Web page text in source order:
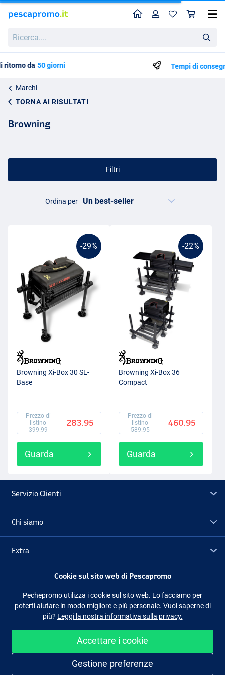
HomeProfilo
Tempi di consegna: Da 3 a 5 giorni lavorativi
Marchi
TORNA AI RISULTATI
Browning
Filtri
Ordina per
-29%
Browning Xi-Box 30 SL-
Base
Prezzo di
listino
399.99
283.95
Guarda
-22%
Browning Xi-Box 36
Compact
Prezzo di
listino
589.95
460.95
Guarda
Servizio Clienti
Chi siamo
Extra
Seguici Facebook Instagram
Cookie sul sito web di Pescapromo
Pechepromo utilizza i cookie sul sito web. Lo facciamo per
poterti aiutare in modo migliore e più personale. Vuoi saperne di
più? Leggi la nostra informativa sulla privacy.
Accettare i cookie
Gestione preferenze